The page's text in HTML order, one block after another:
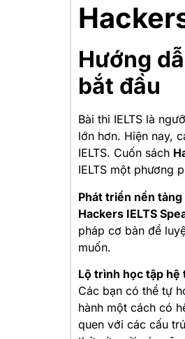
Hướng
bắt đầu
Bài thi IELTS là
lớn hơn. Hiện nay,
IELTS. Cuốn sách
IELTS một phương
Phát triển nền
Hackers IELTS
pháp cơ bản để
muốn.
Lộ trình học tập
Các bạn có thể tự
hành một cách có
quen với các cấu